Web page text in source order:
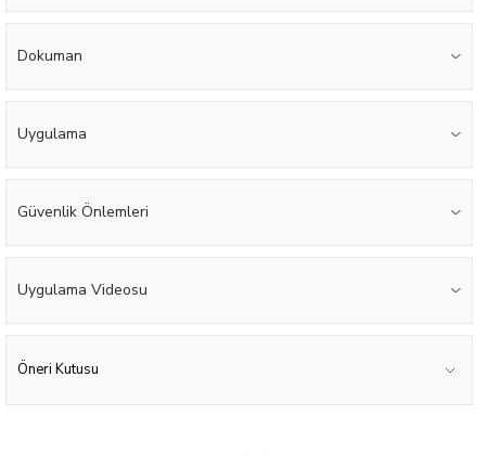
Dokuman
Uygulama
Güvenlik Önlemleri
Uygulama Videosu
Öneri Kutusu